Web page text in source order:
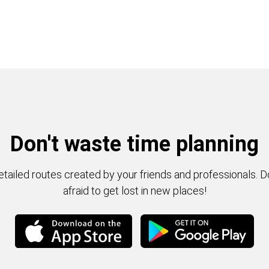
Don't waste time planning
routes created by your friends and professionals.
afraid to get lost in new places!